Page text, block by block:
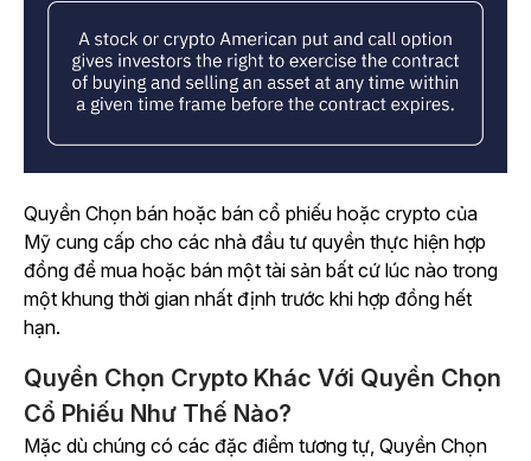
Quyền Chọn bán hoặc bán cổ phiếu hoặc crypto của
Mỹ cung cấp cho các nhà đầu tư quyền thực hiện hợp
đồng để mua hoặc bán một tài sản bất cứ lúc nào trong
một khung thời gian nhất định trước khi hợp đồng hết
hạn.
Quyền Chọn Crypto Khác Với Quyền Chọn
Cổ Phiếu Như Thế Nào?
Mặc dù chúng có các đặc điểm tương tự, Quyền Chọn